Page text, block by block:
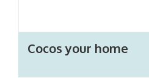
Cocos your home